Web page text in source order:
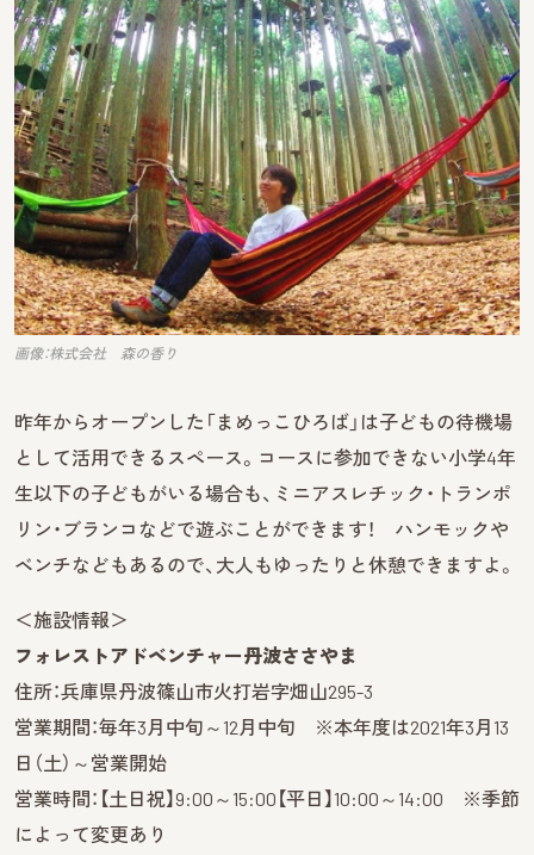
画像：株式会社 森の香り
昨年からオープンした「まめっこひろば」は子どもの待機場
として活用できるスペース。コースに参加できない小学4年
生以下の子どもがいる場合も、ミニアスレチック・トランポ
リン・ブランコなどで遊ぶことができます！ ハンモックや
ベンチなどもあるので、大人もゆったりと休憩できますよ。
＜施設情報＞
フォレストアドベンチャー丹波ささやま
住所：兵庫県丹波篠山市火打岩字畑山295-3
営業期間：毎年3月中旬～12月中旬 ※本年度は2021年3月13
日（土）～営業開始
営業時間：【土日祝】9:00～15:00【平日】10:00～14:00 ※季節
によって変更あり